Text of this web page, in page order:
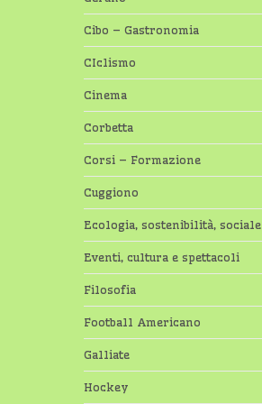
Cibo – Gastronomia
CIclismo
Cinema
Corbetta
Corsi – Formazione
Cuggiono
Ecologia, sostenibilità, sociale
Eventi, cultura e spettacoli
Filosofia
Football Americano
Galliate
Hockey